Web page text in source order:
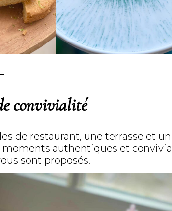
convivialité
de restaurant, une terrasse et
moments authentiques et
sont proposés.